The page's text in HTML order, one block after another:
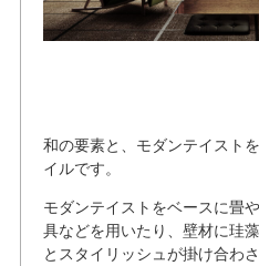
和の要素と、モダンテイスト
イルです。
モダンテイストをベースに畳
具などを用いたり、壁材に珪
とスタイリッシュが掛け合わ